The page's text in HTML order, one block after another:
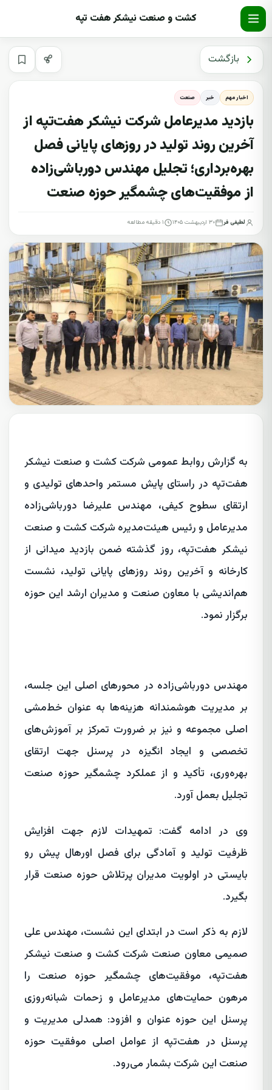
کشت و صنعت نیشکر هفت تپه
بازگشت
اخبار مهم خبر صنعت
بازدید مدیرعامل شرکت نیشکر هفت‌تپه از
آخرین روند تولید در روزهای پایانی فصل
بهره‌برداری؛ تجلیل مهندس دورباشی‌زاده
از موفقیت‌های چشمگیر حوزه صنعت
لطیفی فر ۳۰ اردیبهشت ۱۴۰۵ ۱ دقیقه مطالعه
به گزارش روابط عمومی شرکت کشت و صنعت نیشکر
هفت‌تپه در راستای پایش مستمر واحدهای تولیدی و
ارتقای سطوح کیفی، مهندس علیرضا دورباشی‌زاده
مدیرعامل و رئیس هیئت‌مدیره شرکت کشت و صنعت
نیشکر هفت‌تپه، روز گذشته ضمن بازدید میدانی از
کارخانه و آخرین روند روزهای پایانی تولید، نشست
هم‌اندیشی با معاون صنعت و مدیران ارشد این حوزه
برگزار نمود.
مهندس دورباشی‌زاده در محورهای اصلی این جلسه،
بر مدیریت هوشمندانه هزینه‌ها به عنوان خط‌مشی
اصلی مجموعه و نیز بر ضرورت تمرکز بر آموزش‌های
تخصصی و ایجاد انگیزه در پرسنل جهت ارتقای
بهره‌وری، تأکید و از عملکرد چشمگیر حوزه صنعت
تجلیل بعمل آورد.
وی در ادامه گفت: تمهیدات لازم جهت افزایش
ظرفیت تولید و آمادگی برای فصل اورهال پیش رو
بایستی در اولویت مدیران پرتلاش حوزه صنعت قرار
بگیرد.
لازم به ذکر است در ابتدای این نشست، مهندس علی
صمیمی معاون صنعت شرکت کشت و صنعت نیشکر
هفت‌تپه، موفقیت‌های چشمگیر حوزه صنعت را
مرهون حمایت‌های مدیرعامل و زحمات شبانه‌روزی
پرسنل این حوزه عنوان و افزود: همدلی مدیریت و
پرسنل در هفت‌تپه از عوامل اصلی موفقیت حوزه
صنعت این شرکت بشمار می‌رود.